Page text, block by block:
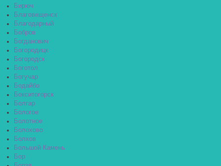
Бирюч
Благовещенск
Благодарный
Бобров
Богданович
Богородицк
Богородск
Боготол
Богучар
Бодайбо
Бокситогорск
Болгар
Бологое
Болотное
Болохово
Болхов
Большой Камень
Бор